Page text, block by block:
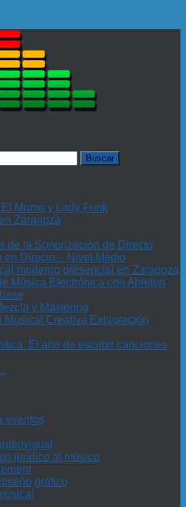
Momo y Lady Funk
Zaragoza
de la Sonorización de Directo
en Directo – Nivel Medio
moderno presencial en Zaragoza
Música Electrónica con Ableton
y Mastering
Musical Creativa Exploración
El arte de escribir canciones
eventos
jurídico al músico
gráfico